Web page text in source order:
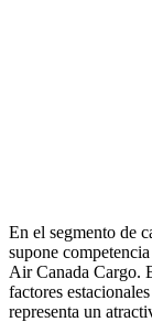
En el segmento de
supone
Air Canada Cargo.
factores
representa un